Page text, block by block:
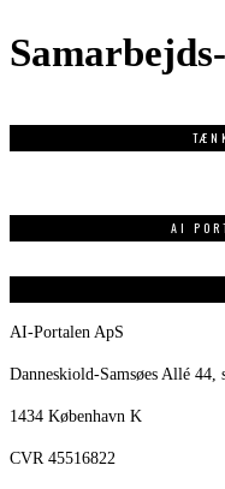
AI
AI-Portalen ApS
Danneskiold-Samsøes Allé 44,
1434 København K
CVR 45516822